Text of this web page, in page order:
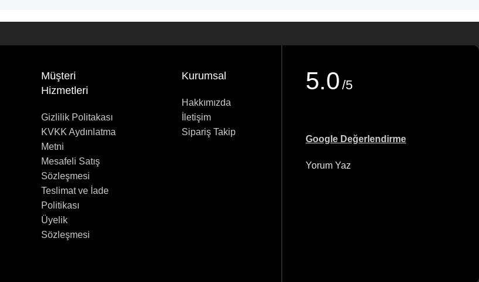
Müşteri
Hizmetleri
Gizlilik Politakası
KVKK Aydınlatma
Metni
Mesafeli Satış
Sözleşmesi
Teslimat ve İade
Politikası
Üyelik
Sözleşmesi
Kurumsal
Hakkımızda
İletişim
Sipariş Takip
5.0 /5
Google Değerlendirme
Yorum Yaz